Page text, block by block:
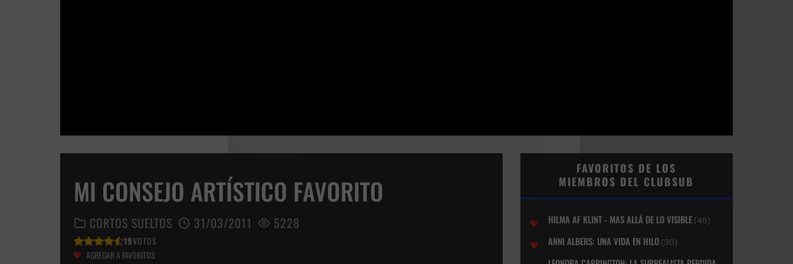
MI CONSEJO ARTÍSTICO FAVORITO
CORTOS SUELTOS 31/03/2011 5228
19VOTOS
AGREGAR A FAVORITOS
FAVORITOS DE LOS
MIEMBROS DEL CLUBSUB
HILMA AF KLINT - MAS ALLÁ DE LO VISIBLE (45)
ANNI ALBERS: UNA VIDA EN HILO (30)